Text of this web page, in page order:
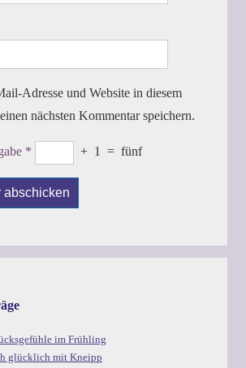
Adresse und Website in diesem
nächsten Kommentar speichern.
* + 1 = fünf
im Frühling
glücklich mit Kneipp